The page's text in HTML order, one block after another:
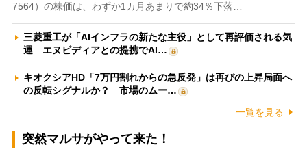
7564）の株価は、わずか1カ月あまりで約34％下落…
三菱重工が「AIインフラの新たな主役」として再評価される気
運 エヌビディアとの提携でAI…
キオクシアHD「7万円割れからの急反発」は再びの上昇局面へ
の反転シグナルか？ 市場のムー…
一覧を見る
突然マルサがやって来た！